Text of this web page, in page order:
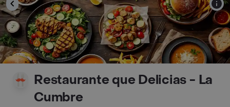
Restaurante que Delicias - La
Cumbre